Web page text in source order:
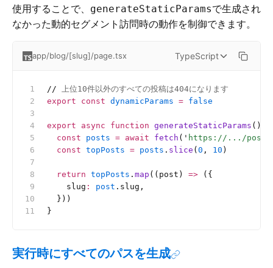
使用することで、 generateStaticParamsで生成され
なかった動的セグメント訪問時の動作を制御できます。
app/blog/[slug]/page.tsx TypeScript
// 上位10件以外のすべての投稿は404になります
export const dynamicParams = false
export async function generateStaticParams () {
  const
posts = await fetch ( ' https://.../posts
  const
topPosts = posts . slice ( 0 , 10 )
  return
topPosts . map ((post) => ({
    slug
: post .slug,
  }))
}
実行時にすべてのパスを生成